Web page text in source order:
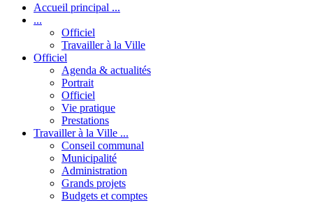
Accueil principal ...
...
Officiel
Travailler à la Ville
Officiel
Agenda & actualités
Portrait
Officiel
Vie pratique
Prestations
Travailler à la Ville ...
Conseil communal
Municipalité
Administration
Grands projets
Budgets et comptes